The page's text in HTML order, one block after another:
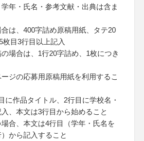
学年・氏名・参考文献・出典は含ま
は、400字詰め原稿用紙、タテ20
目3行目以上記入
場合は、1行20字詰め、1枚につき
ジの応募用原稿用紙を利用するこ
に作品タイトル、2行目に学校名・
、本文は3行目から始めること
合、本文は4行目（学年・氏名を
から記入すること